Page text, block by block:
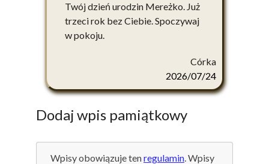
Twój dzień urodzin Mereżko. Już
trzeci rok bez Ciebie. Spoczywaj
w pokoju.
Córka
2026/07/24
Dodaj wpis pamiątkowy
Wpisy obowiązuje tenregulamin. Wpisy